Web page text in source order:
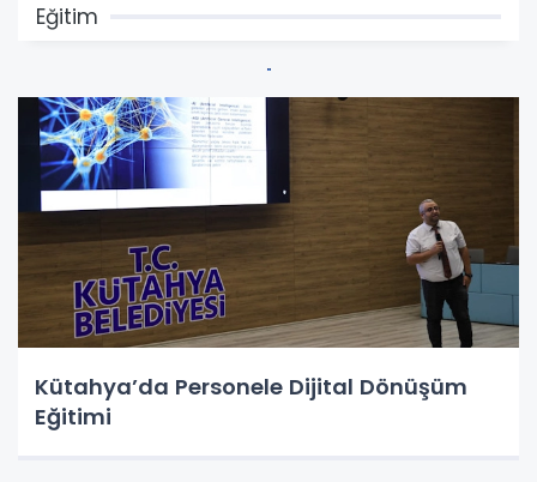
Eğitim
Kütahya’da Personele Dijital Dönüşüm
Eğitimi